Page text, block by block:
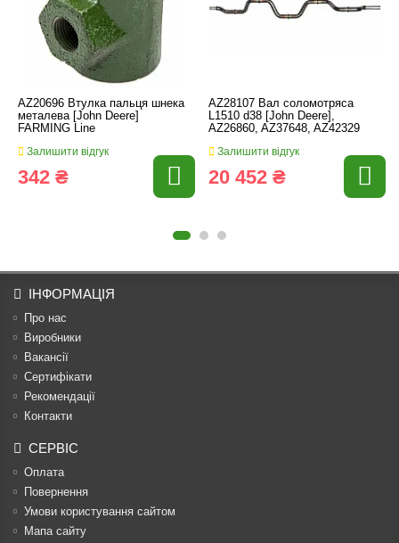
AZ20696 Втулка пальця шнека
металева [John Deere]
FARMING Line
Залишити відгук
342 ₴
AZ28107 Вал соломотряса
L1510 d38 [John Deere],
AZ26860, AZ37648, AZ42329
Залишити відгук
20 452 ₴
ІНФОРМАЦІЯ
Про нас
Виробники
Вакансії
Сертифікати
Рекомендації
Контакти
СЕРВІС
Оплата
Повернення
Умови користування сайтом
Мапа сайту